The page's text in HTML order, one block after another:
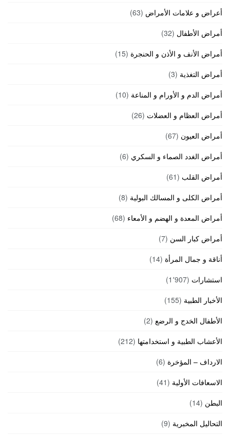
أعراض و علامات الأمراض (63)
أمراض الأطفال (32)
أمراض الأنف و الأذن و الحنجرة (15)
أمراض التغذية (3)
أمراض الدم و الأورام و المناعة (10)
أمراض العظام و العضلات (26)
أمراض العيون (67)
أمراض الغدد الصماء و السكري (6)
أمراض القلب (61)
أمراض الكلى و المسالك البولية (8)
أمراض المعدة و الهضم و الأمعاء (68)
أمراض كبار السن (7)
أناقة و جمال المرأة (14)
استشارات (1٬907)
الأخبار الطبية (155)
الأطفال الخدج و الرضع (2)
الأعشاب الطبية و استخدامتها (212)
الارداف – المؤخرة (6)
الاسعافات الأولية (41)
البطن (14)
التحاليل المخبرية (9)